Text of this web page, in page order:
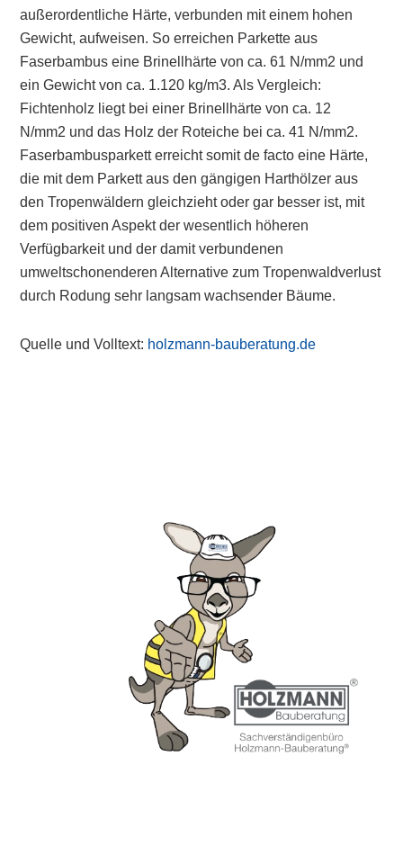
außerordentliche Härte, verbunden mit einem hohen
Gewicht, aufweisen. So erreichen Parkette aus
Faserbambus eine Brinellhärte von ca. 61 N/mm2 und
ein Gewicht von ca. 1.120 kg/m3. Als Vergleich:
Fichtenholz liegt bei einer Brinellhärte von ca. 12
N/mm2 und das Holz der Roteiche bei ca. 41 N/mm2.
Faserbambusparkett erreicht somit de facto eine Härte,
die mit dem Parkett aus den gängigen Harthölzer aus
den Tropenwäldern gleichzieht oder gar besser ist, mit
dem positiven Aspekt der wesentlich höheren
Verfügbarkeit und der damit verbundenen
umweltschonenderen Alternative zum Tropenwaldverlust
durch Rodung sehr langsam wachsender Bäume.
Quelle und Volltext: holzmann-bauberatung.de